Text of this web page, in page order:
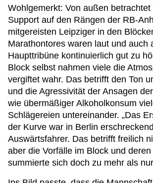
Wohlgemerkt: Von außen betrachtet
Support auf den Rängen der RB-
mitgereisten Leipziger in den
Marathontores waren laut und auch
Haupttribüne kontinuierlich gut zu
Block selbst nahmen viele die
vergiftet wahr. Das betrifft den Ton
und die Agressivität der Ansagen
wie übermäßiger Alkoholkonsum
Schlägereien untereinander. „Das
der Kurve war in Berlin
Auswärtsfahrer. Das betrifft freilich
aber die Vorfälle im Block und
summierte sich doch zu mehr als